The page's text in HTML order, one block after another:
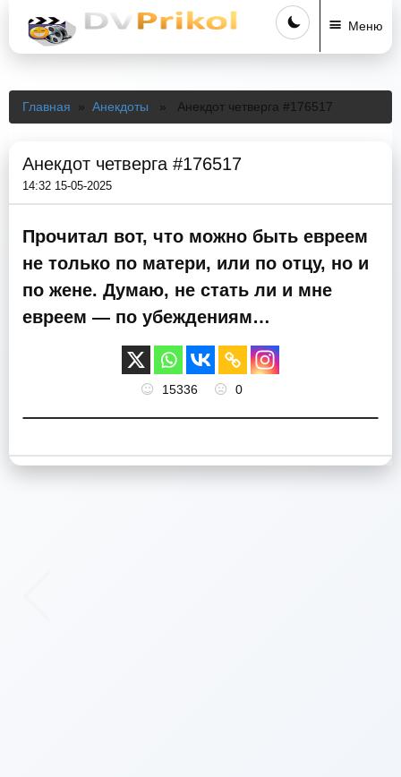
Меню
Главная » Анекдоты » Анекдот четверга #176517
Анекдот четверга #176517
14:32 15-05-2025
Прочитал вот, что можно быть евреем
не только по матери, или по отцу, но и
по жене. Думаю, не стать ли и мне
евреем — по убеждениям…
15336 0